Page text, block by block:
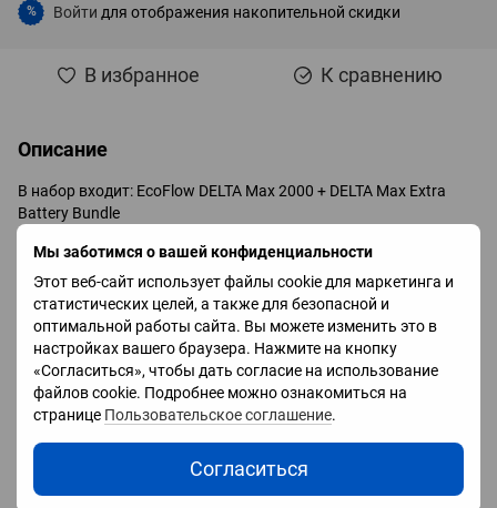
Мы заботимся о вашей конфиденциальности
Этот веб-сайт использует файлы cookie для маркетинга и
статистических целей, а также для безопасной и
оптимальной работы сайта. Вы можете изменить это в
настройках вашего браузера. Нажмите на кнопку
«Согласиться», чтобы дать согласие на использование
файлов cookie. Подробнее можно ознакомиться на
странице Пользовательское соглашение.
Согласиться
% Войти для отображения накопительной скидки
В избранное К сравнению
Описание
В набор входит: EcoFlow DELTA Max 2000 + DELTA Max Extra
Battery Bundle
Отзывы